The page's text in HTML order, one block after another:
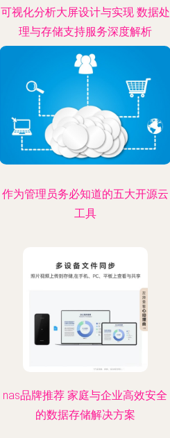
可视化分析大屏设计与实现 数据处
理与存储支持服务深度解析
作为管理员务必知道的五大开源云
工具
nas品牌推荐 家庭与企业高效安全
的数据存储解决方案